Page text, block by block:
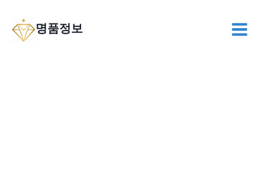
content명품정보